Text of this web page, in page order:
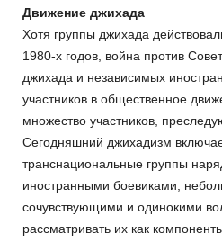
Движение джихада
Хотя группы джихада
1980-х годов, война против
джихада и независимых
участников в общественное
множество участников,
Сегодняшний джихадизм
транснациональные группы
иностранными боевиками,
сочувствующими и одинокими
рассматривать их как